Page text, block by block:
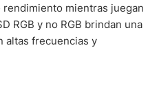
mientras juegan
RGB y no RGB brindan una
altas frecuencias y